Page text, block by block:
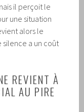
il perçoit le
une situation
alors le
silence a un coût
REVIENT À
AU PIRE